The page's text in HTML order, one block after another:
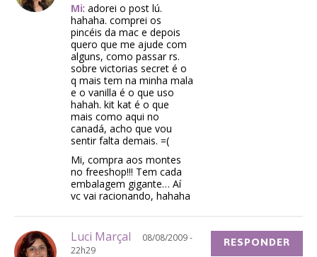
Mi: adorei o post lú.
hahaha. comprei os
pincéis da mac e depois
quero que me ajude com
alguns, como passar rs.
sobre victorias secret é o
q mais tem na minha mala
e o vanilla é o que uso
hahah. kit kat é o que
mais como aqui no
canadá, acho que vou
sentir falta demais. =(
Mi, compra aos montes
no freeshop!!! Tem cada
embalagem gigante… Aí
vc vai racionando, hahaha
Luci Marçal
08/08/2009 -
22h29
RESPONDER